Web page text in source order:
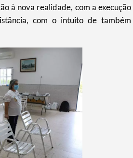
à nova realidade, com a
com o intuito de